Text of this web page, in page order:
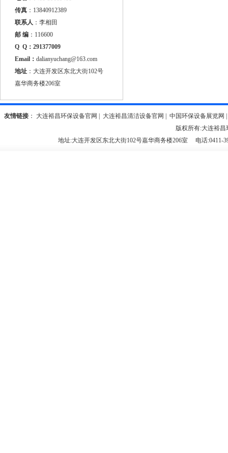
传真 ： 13840912389
联系人 ： 李相田
邮 编 ： 116600
Q Q： 291377009
Email： dalianyuchang@163.com
地址 ： 大连开发区东北大街102号
嘉华商务楼206室
友情链接 ： 大连裕昌环保设备官网 | 大连裕昌清洁设备官网 |
中国环保设备展览网 |
版权所有:大连裕昌
地址:大连开发区东北大街102号嘉华商务楼206室 电话:0411-